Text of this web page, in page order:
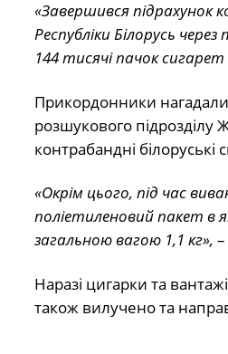
«Завершився підрахунок
Республіки Білорусь
144 тисячі пачок
Прикордонники нагадали,
розшукового підрозділу
контрабандні білоруські
«Окрім цього, під час
поліетиленовий пакет в
загальною вагою 1,1 кг»,
Наразі цигарки та
також вилучено та